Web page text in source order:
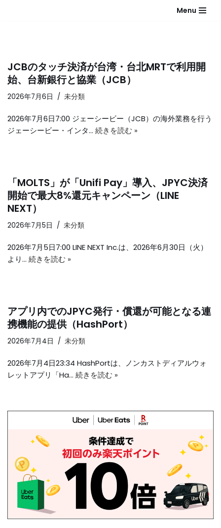
ン
ツ
へ
ス
ッ
プ
Menu
JCBのタッチ決済が台湾・台北MRTで利用開
始、台新銀行と協業（JCB）
2026年7月6日 未分類
2026年7月6日7:00 ジェーシービー（JCB）の海外業務を行う
ジェーシービー・インタ… 続きを読む »
「MOLTS」が「Unifi Pay」導入、JPYC決済
開始で最大8%還元キャンペーン（LINE
NEXT）
2026年7月5日 未分類
2026年7月5日7:00 LINE NEXT Inc.は、2026年6月30日（火）
より… 続きを読む »
アプリ内でのJPYC発行・償還が可能となる連
携機能の提供（HashPort）
2026年7月4日 未分類
2026年7月4日23:34 HashPortは、ノンカストディアルウォ
レットアプリ「Ha… 続きを読む »